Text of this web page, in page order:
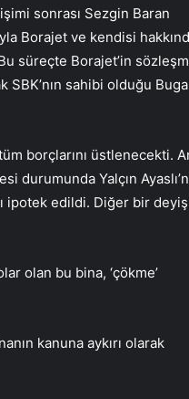
sonrası Sezgin Baran
Borajet ve kendisi
süreçte Borajet’in
SBK’nın sahibi olduğu
borçlarını üstlenecekti.
durumunda Yalçın
ipotek edildi. Diğer bir
olan bu bina, ‘çökme’
kanuna aykırı olarak